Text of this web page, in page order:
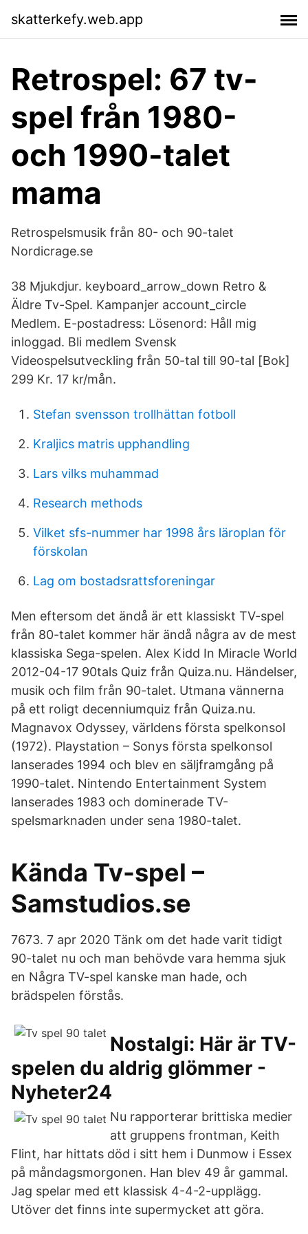
skatterkefy.web.app
Retrospel: 67 tv-
spel från 1980-
och 1990-talet
mama
Retrospelsmusik från 80- och 90-talet
Nordicrage.se
38 Mjukdjur. keyboard_arrow_down Retro &
Äldre Tv-Spel. Kampanjer account_circle
Medlem. E-postadress: Lösenord: Håll mig
inloggad. Bli medlem Svensk
Videospelsutveckling från 50-tal till 90-tal [Bok]
299 Kr. 17 kr/mån.
Stefan svensson trollhättan fotboll
Kraljics matris upphandling
Lars vilks muhammad
Research methods
Vilket sfs-nummer har 1998 års läroplan för
förskolan
Lag om bostadsrattsforeningar
Men eftersom det ändå är ett klassiskt TV-spel
från 80-talet kommer här ändå några av de mest
klassiska Sega-spelen. Alex Kidd In Miracle World
2012-04-17 90tals Quiz från Quiza.nu. Händelser,
musik och film från 90-talet. Utmana vännerna
på ett roligt decenniumquiz från Quiza.nu.
Magnavox Odyssey, världens första spelkonsol
(1972). Playstation – Sonys första spelkonsol
lanserades 1994 och blev en säljframgång på
1990-talet. Nintendo Entertainment System
lanserades 1983 och dominerade TV-
spelsmarknaden under sena 1980-talet.
Kända Tv-spel –
Samstudios.se
7673. 7 apr 2020 Tänk om det hade varit tidigt
90-talet nu och man behövde vara hemma sjuk
en Några TV-spel kanske man hade, och
brädspelen förstås.
Nostalgi: Här är TV-
spelen du aldrig glömmer -
Nyheter24
Nu rapporterar brittiska medier
att gruppens frontman, Keith
Flint, har hittats död i sitt hem i Dunmow i Essex
på måndagsmorgonen. Han blev 49 år gammal.
Jag spelar med ett klassisk 4-4-2-upplägg.
Utöver det finns inte supermycket att göra.